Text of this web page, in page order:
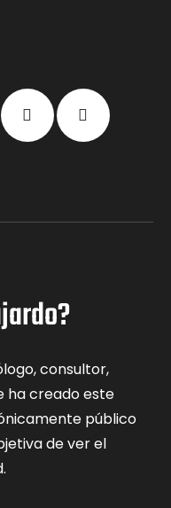
consultor,
ha creado este
público
de ver el